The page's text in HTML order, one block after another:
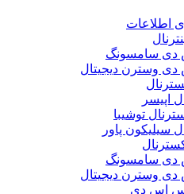
اطلاعات
دی سامسونگ
وسترن دیجیتال
اپیسر
توشیبا
سیلیکون پاور
دی سامسونگ
وسترن دیجیتال
اس اس دی